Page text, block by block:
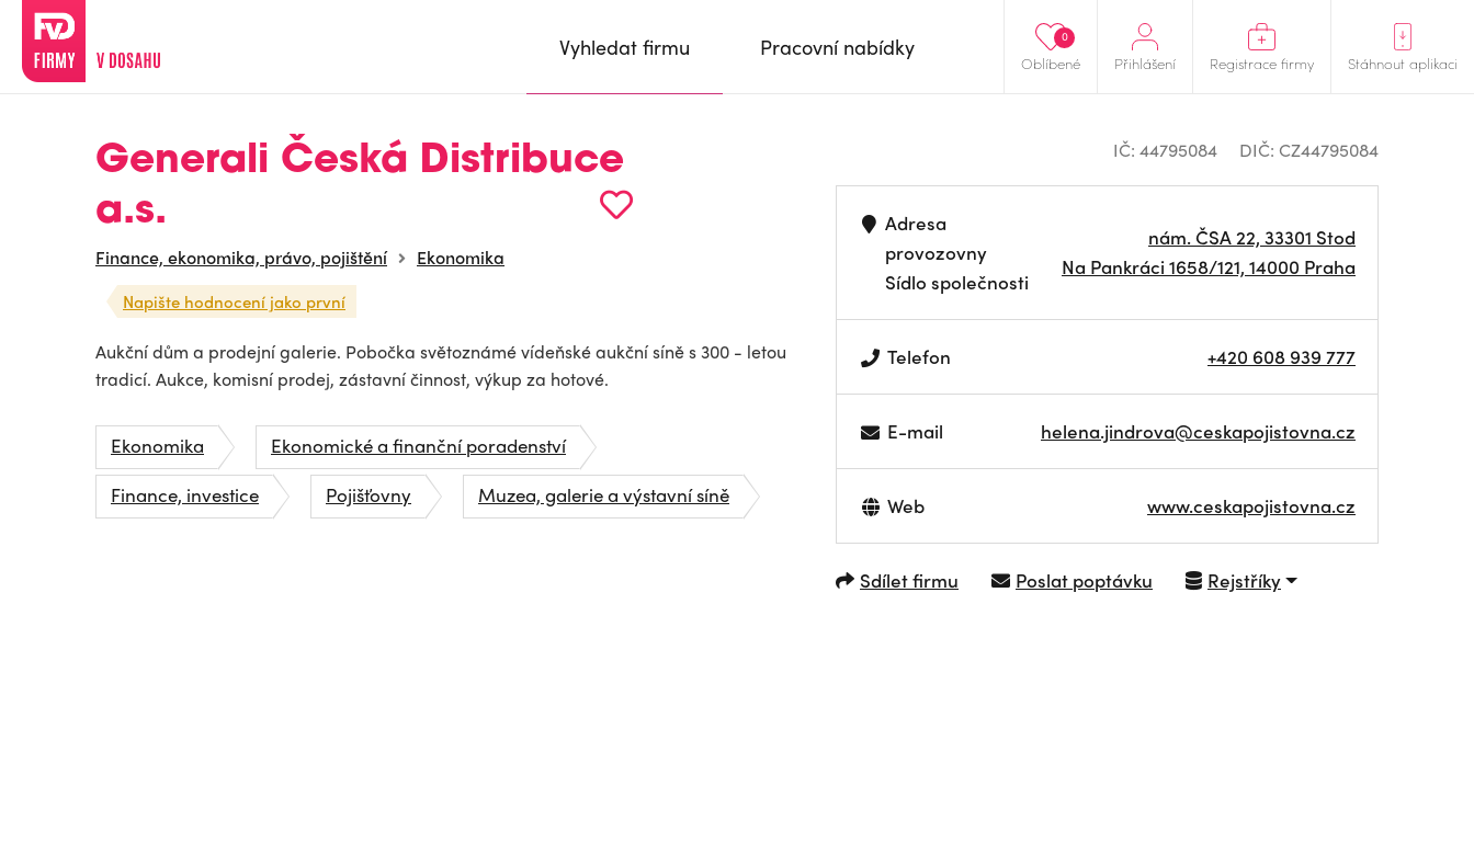
Oblíbené
0
Přihlášení Registrace firmy Stáhnout aplikaci
Vyhledat firmu Pracovní nabídky
Generali Česká Distribuce
a.s.
Finance, ekonomika, právo, pojištění Ekonomika
Napište hodnocení jako první
Aukční dům a prodejní galerie. Pobočka světoznámé vídeňské aukční síně s 300 - letou
tradicí. Aukce, komisní prodej, zástavní činnost, výkup za hotové.
Ekonomika
Ekonomické a finanční poradenství
Finance, investice
Pojišťovny Muzea, galerie a výstavní síně
IČ: 44795084 DIČ: CZ44795084
Adresa
provozovny
Sídlo společnosti
nám. ČSA 22, 33301 Stod
Na Pankráci 1658/121, 14000 Praha
Telefon +420 608 939 777
E-mail helena.jindrova@ceskapojistovna.cz
Web www.ceskapojistovna.cz
Sdílet firmu Poslat poptávku Rejstříky